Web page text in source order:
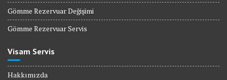
Gömme Rezervuar Değişimi
Gömme Rezervuar Servis
Visam Servis
Hakkımızda